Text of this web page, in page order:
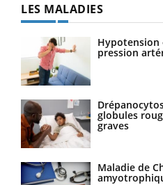
LES MALADIES
pression
globules
graves
Maladie de